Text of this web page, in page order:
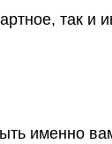
так
именно